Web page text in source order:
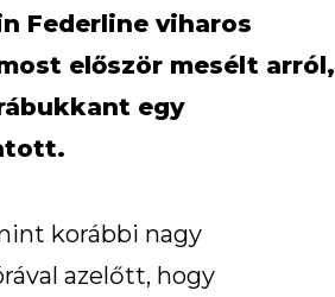
Federline viharos
először mesélt arról,
egy
korábbi nagy
azelőtt, hogy